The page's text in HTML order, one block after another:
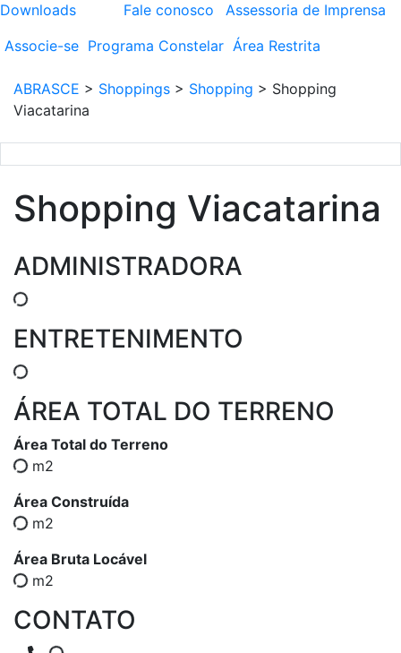
Downloads
Fale conosco
Assessoria de Imprensa
Associe-se Programa Constelar Área Restrita
ABRASCE > Shoppings > Shopping > Shopping
Viacatarina
Shopping Viacatarina
ADMINISTRADORA
ENTRETENIMENTO
ÁREA TOTAL DO TERRENO
Área Total do Terreno
m2
Área Construída
m2
Área Bruta Locável
m2
CONTATO